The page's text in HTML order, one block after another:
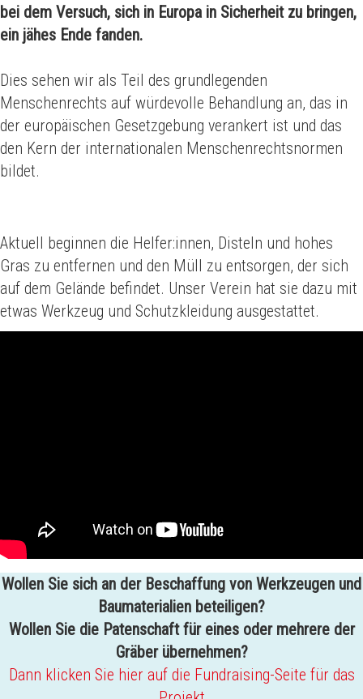
bei dem Versuch, sich in Europa in Sicherheit zu bringen,
ein jähes Ende fanden.
Dies sehen wir als Teil des grundlegenden
Menschenrechts auf würdevolle Behandlung an, das in
der europäischen Gesetzgebung verankert ist und das
den Kern der internationalen Menschenrechtsnormen
bildet.
Aktuell beginnen die Helfer:innen, Disteln und hohes
Gras zu entfernen und den Müll zu entsorgen, der sich
auf dem Gelände befindet. Unser Verein hat sie dazu mit
etwas Werkzeug und Schutzkleidung ausgestattet.
Wollen Sie sich an der Beschaffung von Werkzeugen und
Baumaterialien beteiligen?
Wollen Sie die Patenschaft für eines oder mehrere der
Gräber übernehmen?
Dann klicken Sie hier auf die Fundraising-Seite für das